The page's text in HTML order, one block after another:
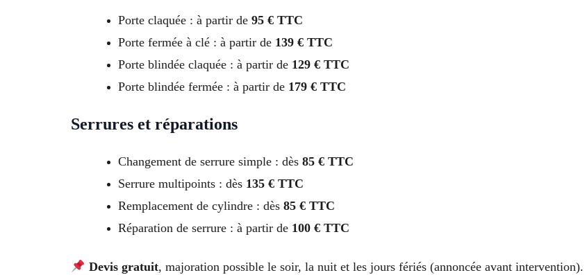
Porte claquée : à partir de 95 € TTC
Porte fermée à clé : à partir de 139 € TTC
Porte blindée claquée : à partir de 129 € TTC
Porte blindée fermée : à partir de 179 € TTC
Serrures et réparations
Changement de serrure simple : dès 85 € TTC
Serrure multipoints : dès 135 € TTC
Remplacement de cylindre : dès 85 € TTC
Réparation de serrure : à partir de 100 € TTC
Devis gratuit, majoration possible le soir, la nuit et les jours fériés (annoncée avant intervention).